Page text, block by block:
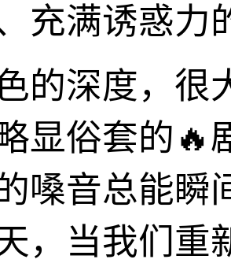
充满诱惑力
的深度，很
显俗套的🔥
嗓音总能瞬
，当我们重